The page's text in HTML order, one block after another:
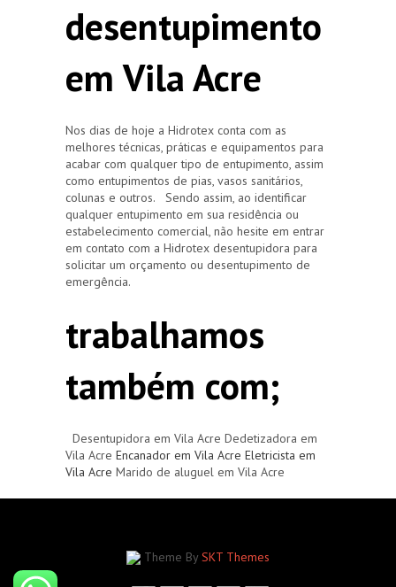
desentupimento
em Vila Acre
Nos dias de hoje a Hidrotex conta com as
melhores técnicas, práticas e equipamentos para
acabar com qualquer tipo de entupimento, assim
como entupimentos de pias, vasos sanitários,
colunas e outros. Sendo assim, ao identificar
qualquer entupimento em sua residência ou
estabelecimento comercial, não hesite em entrar
em contato com a Hidrotex desentupidora para
solicitar um orçamento ou desentupimento de
emergência.
trabalhamos
também com;
Desentupidora em Vila Acre Dedetizadora em
Vila Acre Encanador em Vila Acre Eletricista em
Vila Acre Marido de aluguel em Vila Acre
Theme By SKT Themes